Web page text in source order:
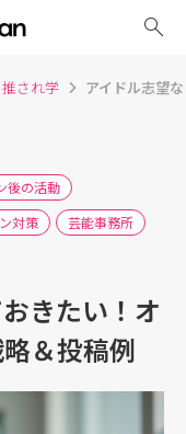
search
推され学 アイドル志望
後の活動
対策
芸能事務所
きたい！オ
＆投稿例